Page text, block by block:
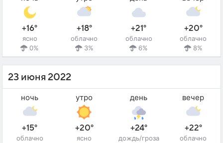
+16°
ясно
0%
+18°
облачно
3%
+21°
облачно
6%
+20°
облачно
8%
23 июня 2022
ночь
+15°
облачно
утро
+20°
ясно
день
+24°
дождь/гроза
вечер
+22°
облачно